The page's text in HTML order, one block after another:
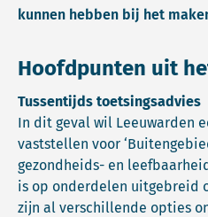
kunnen hebben bij het
Hoofdpunten uit
Tussentijds toetsingsadvies
In dit geval wil Leeuwarden
vaststellen voor
gezondheids- en
is op onderdelen uitgebreid
zijn al verschillende opties